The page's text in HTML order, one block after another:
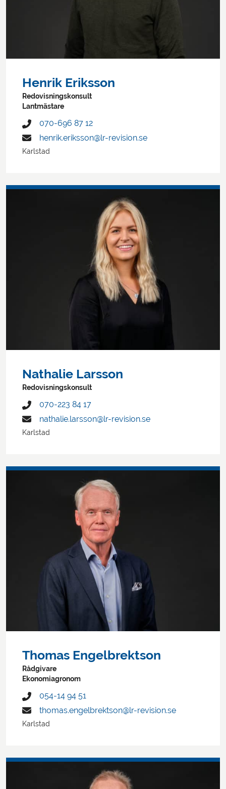
Henrik Eriksson
Redovisningskonsult
Lantmästare
070-696 87 12
henrik.eriksson@lr-revision.se
Karlstad
Nathalie Larsson
Redovisningskonsult
070-223 84 17
nathalie.larsson@lr-revision.se
Karlstad
Thomas Engelbrektson
Rådgivare
Ekonomiagronom
054-14 94 51
thomas.engelbrektson@lr-revision.se
Karlstad